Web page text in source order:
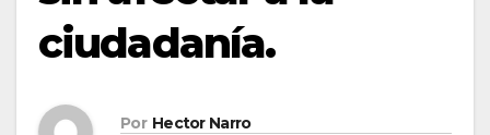
ciudadanía.
Por Hector Narro